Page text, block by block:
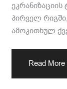
პირველ
ამოკითხულ
Read More